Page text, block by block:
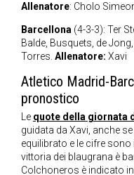
Allenatore: Cholo
Barcellona (4-3-3): Ter
Balde, Busquets, de
Torres. Allenatore: Xavi
Atletico Madrid-
pronostico
Le quote della giornata
guidata da Xavi, anche
equilibrato e le cifre
vittoria dei blaugrana è
Colchoneros è indicato